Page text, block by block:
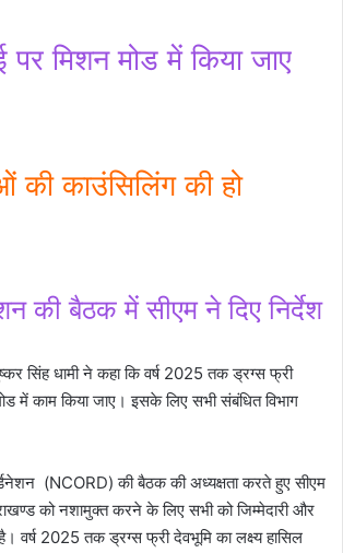
पर मिशन मोड में किया जाए
की काउंसिलिंग की हो
की बैठक में सीएम ने दिए निर्देश
सिंह धामी ने कहा कि वर्ष 2025 तक ड्रग्स फ्री
में काम किया जाए। इसके लिए सभी संबंधित विभाग
(NCORD) की बैठक की अध्यक्षता करते हुए सीएम
को नशामुक्त करने के लिए सभी को जिम्मेदारी और
वर्ष 2025 तक ड्रग्स फ्री देवभूमि का लक्ष्य हासिल